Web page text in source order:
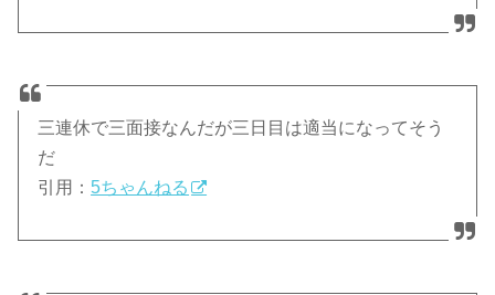
三連休で三面接なんだが三日目は適当になってそう
だ
引用： 5ちゃんねる